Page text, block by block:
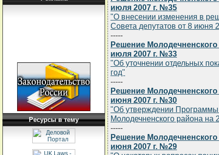
Ресурсы в тему
июля 2007 г. №35
"О внесении изменения в
Совета депутатов от 8 июня
-----
Решение Молодечненского
июля 2007 г. №33
"Об уточнении отдельных
год"
-----
Решение Молодечненского
июня 2007 г. №30
"Об утверждении Программы
Молодечненского района на
-----
Решение Молодечненского
июня 2007 г. №29